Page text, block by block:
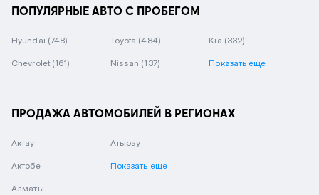
ПОПУЛЯРНЫЕ АВТО С ПРОБЕГОМ
Hyundai (748) Toyota (484) Kia (332)
Chevrolet (161) Nissan (137) Показать еще
ПРОДАЖА АВТОМОБИЛЕЙ В РЕГИОНАХ
Актау
Актобе
Алматы
Атырау
Показать еще